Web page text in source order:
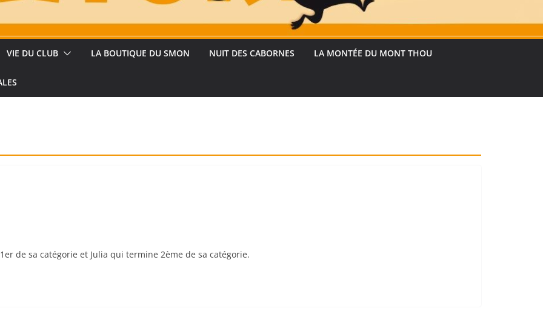
VIE DU CLUB LA BOUTIQUE DU SMON NUIT DES CABORNES LA MONTÉE DU MONT THOU
de sa catégorie et Julia qui termine 2ème de sa catégorie.